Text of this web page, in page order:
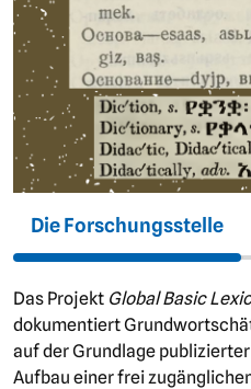
Die Forschungsstelle
Das Projekt Global Basic
dokumentiert
auf der Grundlage
Aufbau einer frei